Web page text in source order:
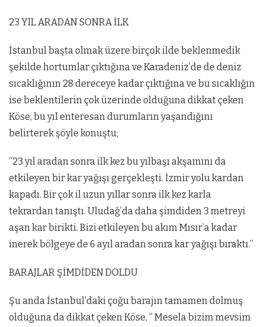
23 YIL ARADAN SONRA İLK
İstanbul başta olmak üzere birçok ilde beklenmedik
şekilde hortumlar çıktığına ve Karadeniz’de de deniz
sıcaklığının 28 dereceye kadar çıktığına ve bu sıcaklığın
ise beklentilerin çok üzerinde olduğuna dikkat çeken
Köse, bu yıl enteresan durumların yaşandığını
belirterek şöyle konuştu;
‘’23 yıl aradan sonra ilk kez bu yılbaşı akşamını da
etkileyen bir kar yağışı gerçekleşti. İzmir yolu kardan
kapadı. Bir çok il uzun yıllar sonra ilk kez karla
tekrardan tanıştı. Uludağ’da daha şimdiden 3 metreyi
aşan kar birikti. Bizi etkileyen bu akım Mısır’a kadar
inerek bölgeye de 6 ayıl aradan sonra kar yağışı bıraktı.’’
BARAJLAR ŞİMDİDEN DOLDU
Şu anda İstanbul’daki çoğu barajın tamamen dolmuş
olduğuna da dikkat çeken Köse, ‘’ Mesela bizim mevsim